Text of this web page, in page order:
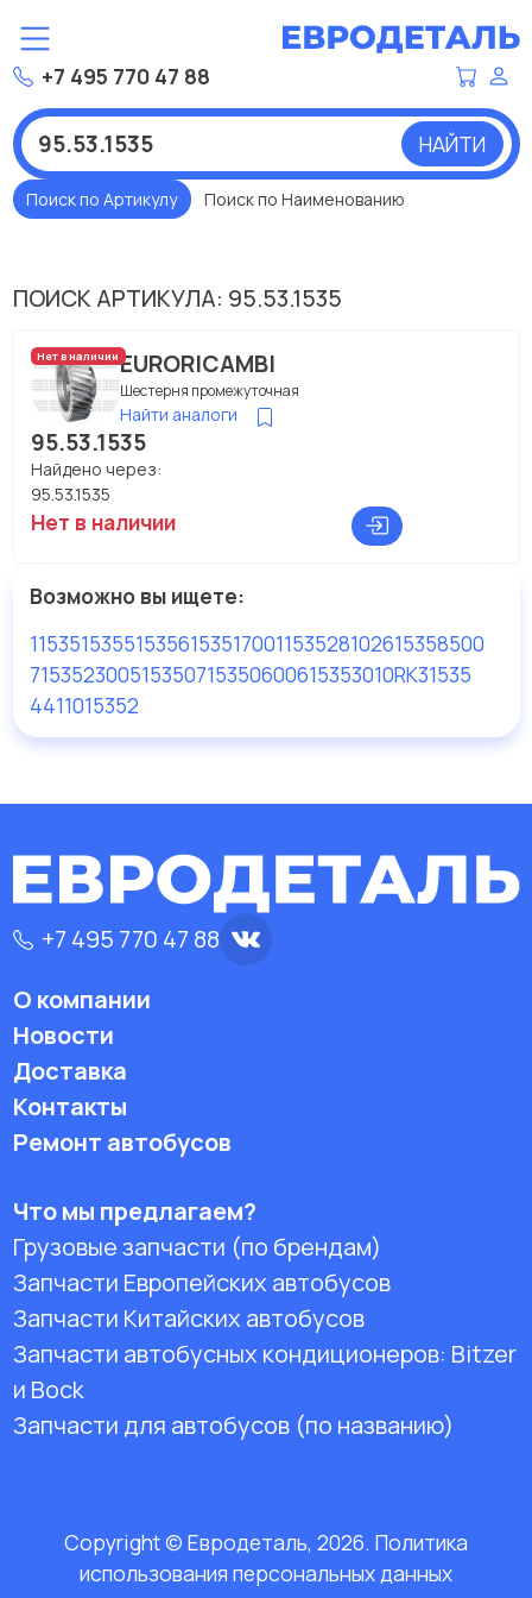
+7 495 770 47 88
НАЙТИ
Поиск по Артикулу Поиск по Наименованию
ПОИСК АРТИКУЛА: 95.53.1535
Нет в наличииEURORICAMBI
Шестерня промежуточная
Найти аналоги
95.53.1535
Найдено через:
95.53.1535
Нет в наличии
Возможно вы ищете:
115351535515356153517001153528102615358500
715352300515350715350600615353010RK31535
4411015352
+7 495 770 47 88
О компании
Новости
Доставка
Контакты
Ремонт автобусов
Что мы предлагаем?
Грузовые запчасти (по брендам)
Запчасти Европейских автобусов
Запчасти Китайских автобусов
Запчасти автобусных кондиционеров: Bitzer
и Bock
Запчасти для автобусов (по названию)
Copyright © Евродеталь, 2026. Политика
использования персональных данных